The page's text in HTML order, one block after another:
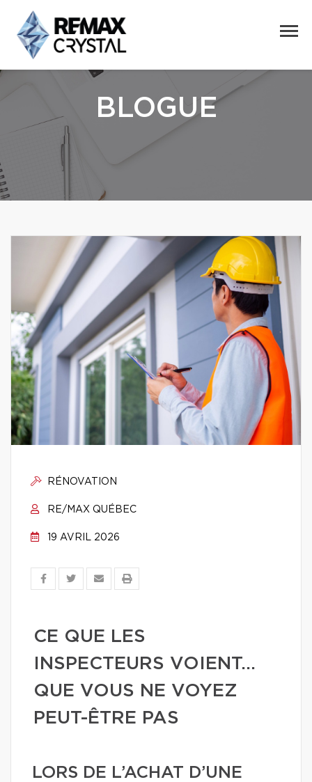
BLOGUE
RÉNOVATION
RE/MAX QUÉBEC
19 AVRIL 2026
CE QUE LES
INSPECTEURS VOIENT…
QUE VOUS NE VOYEZ
PEUT-ÊTRE PAS
LORS DE L’ACHAT D’UNE